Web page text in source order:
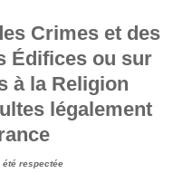
Crimes et des
Édifices ou sur
à la Religion
légalement
été respectée